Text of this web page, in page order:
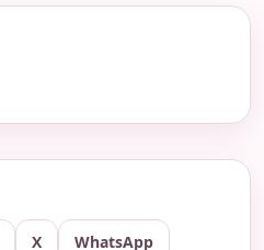
X WhatsApp